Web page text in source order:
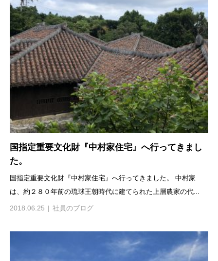
国指定重要文化財『中村家住宅』へ行ってきまし
た。
国指定重要文化財『中村家住宅』へ行ってきました。 中村家
は、約２８０年前の琉球王朝時代に建てられた上層農家の代...
2018.06.25 社員のブログ